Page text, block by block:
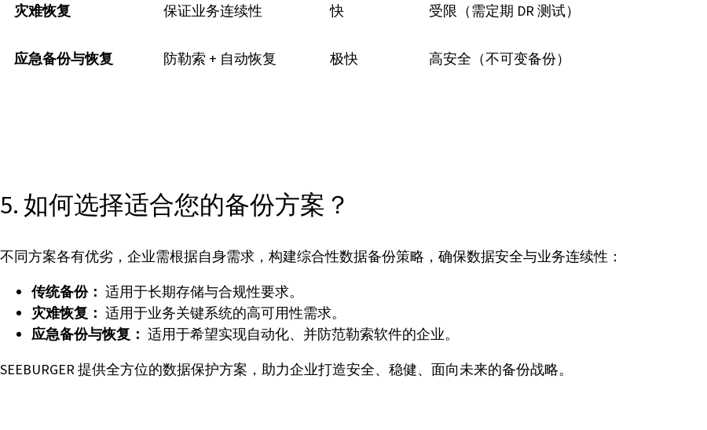
灾难恢复 保证业务连续性 快 受限（需定期 DR 测试）
应急备份与恢复 防勒索 + 自动恢复 极快 高安全（不可变备份）
5. 如何选择适合您的备份方案？
不同方案各有优劣，企业需根据自身需求，构建综合性数据备份策略，确保数据安全与业务连续性：
传统备份： 适用于长期存储与合规性要求。
灾难恢复： 适用于业务关键系统的高可用性需求。
应急备份与恢复： 适用于希望实现自动化、并防范勒索软件的企业。
SEEBURGER 提供全方位的数据保护方案，助力企业打造安全、稳健、面向未来的备份战略。